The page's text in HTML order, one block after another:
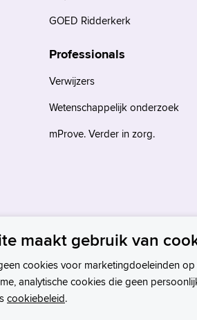
GOED Ridderkerk
Professionals
Verwijzers
Wetenschappelijk onderzoek
mProve. Verder in zorg.
maakt gebruik van
cookies voor marketingdoeleinden
analytische cookies die geen
cookiebeleid.